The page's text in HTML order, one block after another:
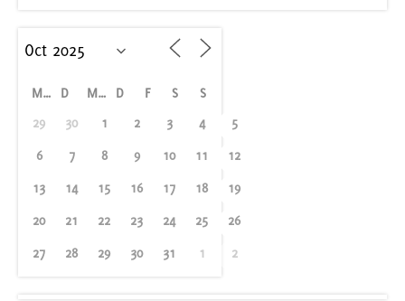
M D M D F S
S
29
30 1 2 3 4 5
6 7 8 9 10 11 12
13 14 15 16 17 18 19
20 21 22 23 24 25 26
27 28 29 30 31 1 2